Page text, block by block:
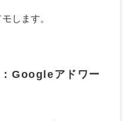
します。
Googleアドワー